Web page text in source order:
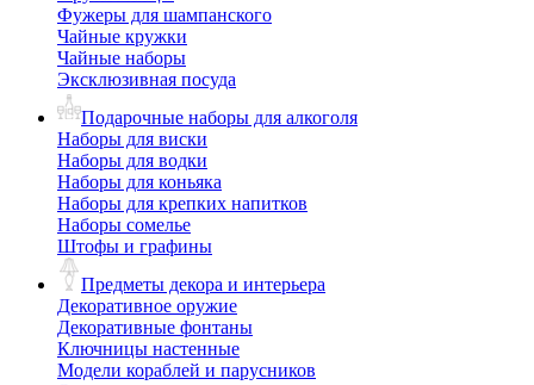
Фужеры для шампанского
Чайные кружки
Чайные наборы
Эксклюзивная посуда
Подарочные наборы для алкоголя
Наборы для виски
Наборы для водки
Наборы для коньяка
Наборы для крепких напитков
Наборы сомелье
Штофы и графины
Предметы декора и интерьера
Декоративное оружие
Декоративные фонтаны
Ключницы настенные
Модели кораблей и парусников